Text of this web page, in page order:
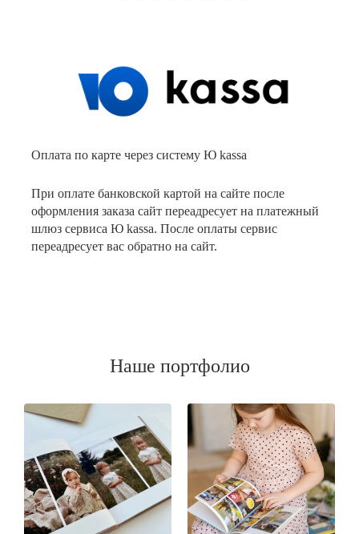
Оплата по карте через систему Ю kassa
При оплате банковской картой на сайте после
оформления заказа сайт переадресует на платежный
шлюз сервиса Ю kassa. После оплаты сервис
переадресует вас обратно на сайт.
Наше портфолио